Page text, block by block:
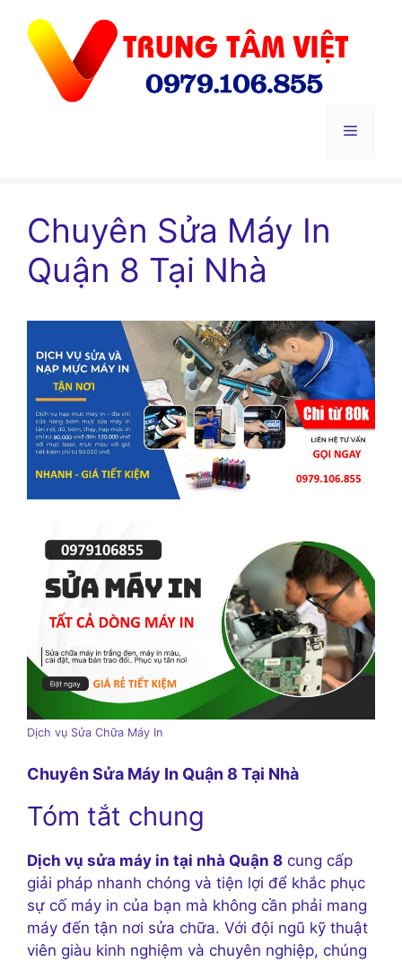
Menu
Chuyên Sửa Máy In
Quận 8 Tại Nhà
Dịch vụ Sửa Chữa Máy In
Chuyên Sửa Máy In Quận 8 Tại Nhà
Tóm tắt chung
Dịch vụ sửa máy in tại nhà Quận 8 cung cấp
giải pháp nhanh chóng và tiện lợi để khắc phục
sự cố máy in của bạn mà không cần phải mang
máy đến tận nơi sửa chữa. Với đội ngũ kỹ thuật
viên giàu kinh nghiệm và chuyên nghiệp, chúng